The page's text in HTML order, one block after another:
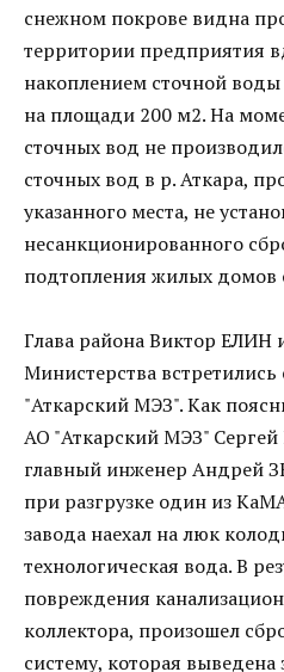
снежном покрове видна
территории предприятия
накоплением сточной
на площади 200 м2. На
сточных вод не
сточных вод в р. Аткара,
указанного места, не
несанкционированного
подтопления жилых домов
Глава района Виктор ЕЛИН
Министерства
"Аткарский МЭЗ". Как
АО "Аткарский МЭЗ"
главный инженер Андрей
при разгрузке один из
завода наехал на люк
технологическая вода. В
повреждения
коллектора, произошел
систему, которая выведена